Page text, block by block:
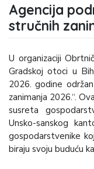
Agencija
stručnih
U organizaciji
Gradskoj otoci u
2026. godine
zanimanja 2026.“.
susreta
Unsko-sanskog
gospodarstvenike
biraju svoju buduću